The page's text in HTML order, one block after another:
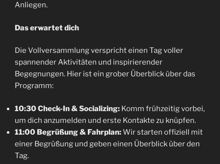
Anliegen.
Das erwartet dich
Die Vollversammlung verspricht einen Tag voller
spannender Aktivitäten und inspirierender
Begegnungen. Hier ist ein grober Überblick über das
Programm:
10:30 Check-In & Socializing: Komm frühzeitig vorbei,
um dich anzumelden und erste Kontakte zu knüpfen.
11:00 Begrüßung & Fahrplan:Wir starten offiziell mit
einer Begrüßung und geben einen Überblick über den
Tag.